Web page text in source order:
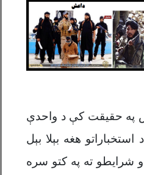
په حقیقت کې د واحدې
استخباراتو هغه بېلا بېل
شرایطو ته په کتو سره